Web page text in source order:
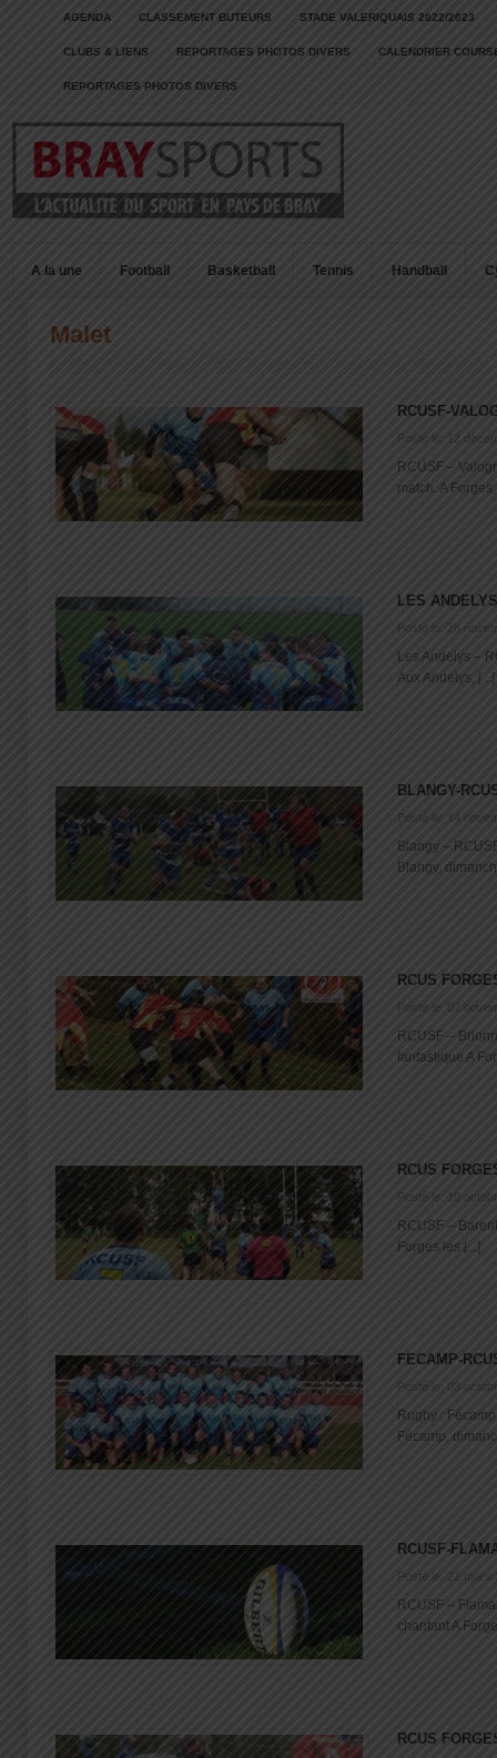
AGENDA CLASSEMENT BUTEURS STADE VALERIQUAIS 2022/2023
CLUBS & LIENS REPORTAGES PHOTOS DIVERS CALENDRIER
REPORTAGES PHOTOS DIVERS
A la une Football Basketball Tennis Handball
Malet
RCUSF-
Posté le: 12
RCUSF –
match. A
LES
Posté le: 28
Les Andelys –
Aux Andelys, [...]
BLANGY-
Posté le: 14
Blangy –
Blangy,
RCUS
Posté le: 07
RCUSF –
fantastique A
RCUS
Posté le: 10
RCUSF –
Forges les [...]
FECAMP-
Posté le: 03
Rugby :
Fécamp,
RCUSF-
Posté le: 21 mars
RCUSF –
chantant A
RCUS